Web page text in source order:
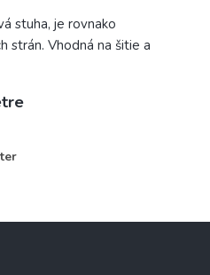
stuha, je rovnako
strán. Vhodná na šitie a